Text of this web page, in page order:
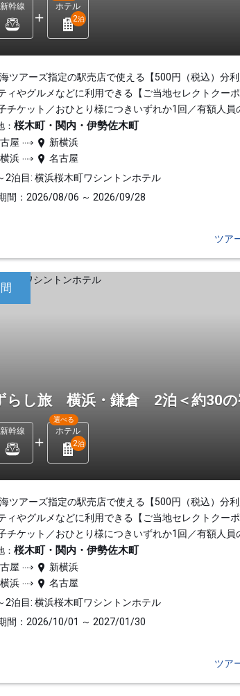
新幹線 ホテル
2泊
ツアーズ指定の駅売店で使える【500円（税込）分
ィやグルメなどに利用できる【ご当地セレクトクーポ
チケット／おひとり様につきいずれか1回／有額人員
： 桜木町・関内・伊勢佐木町
屋
新横浜
浜
名古屋
2泊目: 横浜桜木町ワシントンホテル
間：2026/08/06 ～ 2026/09/28
ツア
らし旅 横浜・鎌倉 2泊＜約30の
新幹線 ホテル
選べる
2泊
ツアーズ指定の駅売店で使える【500円（税込）分
ィやグルメなどに利用できる【ご当地セレクトクーポ
チケット／おひとり様につきいずれか1回／有額人員
： 桜木町・関内・伊勢佐木町
屋
新横浜
浜
名古屋
2泊目: 横浜桜木町ワシントンホテル
間：2026/10/01 ～ 2027/01/30
ツア